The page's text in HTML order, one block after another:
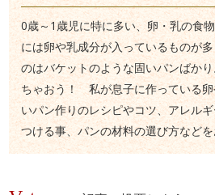
0歳～1歳児に特に多い、卵・乳の食
には卵や乳成分が入っているものが
のはバケットのような固いパンばか
ちゃおう！ 私が息子に作っている
いパン作りのレシピやコツ、アレル
つける事、パンの材料の選び方など